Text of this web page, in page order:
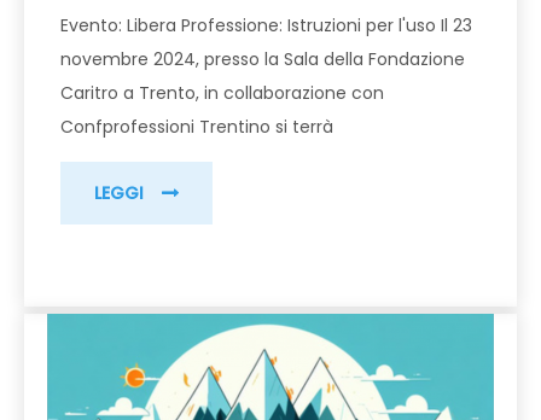
Evento: Libera Professione: Istruzioni per l'uso Il 23
novembre 2024, presso la Sala della Fondazione
Caritro a Trento, in collaborazione con
Confprofessioni Trentino si terrà
LEGGI